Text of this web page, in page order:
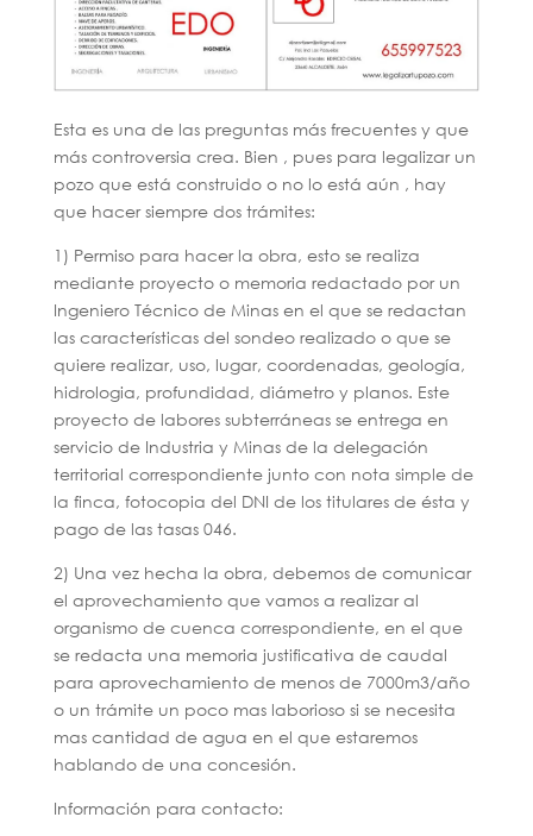
Esta es una de las preguntas más frecuentes y que
más controversia crea. Bien , pues para legalizar un
pozo que está construido o no lo está aún , hay
que hacer siempre dos trámites:
1) Permiso para hacer la obra, esto se realiza
mediante proyecto o memoria redactado por un
Ingeniero Técnico de Minas en el que se redactan
las características del sondeo realizado o que se
quiere realizar, uso, lugar, coordenadas, geología,
hidrologia, profundidad, diámetro y planos. Este
proyecto de labores subterráneas se entrega en
servicio de Industria y Minas de la delegación
territorial correspondiente junto con nota simple de
la finca, fotocopia del DNI de los titulares de ésta y
pago de las tasas 046.
2) Una vez hecha la obra, debemos de comunicar
el aprovechamiento que vamos a realizar al
organismo de cuenca correspondiente, en el que
se redacta una memoria justificativa de caudal
para aprovechamiento de menos de 7000m3/año
o un trámite un poco mas laborioso si se necesita
mas cantidad de agua en el que estaremos
hablando de una concesión.
Información para contacto: